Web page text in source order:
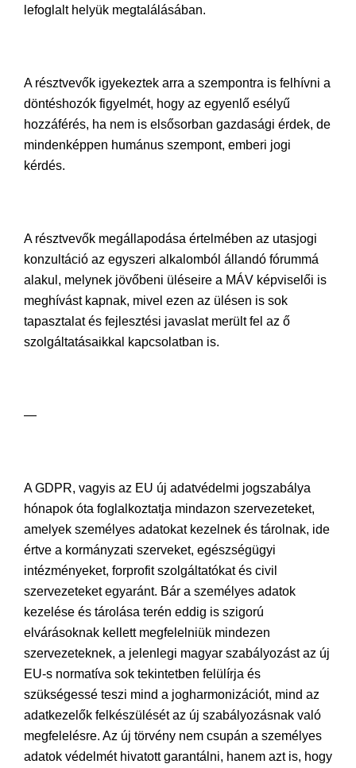
lefoglalt helyük megtalálásában.
A résztvevők igyekeztek arra a szempontra is felhívni a
döntéshozók figyelmét, hogy az egyenlő esélyű
hozzáférés, ha nem is elsősorban gazdasági érdek, de
mindenképpen humánus szempont, emberi jogi
kérdés.
A résztvevők megállapodása értelmében az utasjogi
konzultáció az egyszeri alkalomból állandó fórummá
alakul, melynek jövőbeni üléseire a MÁV képviselői is
meghívást kapnak, mivel ezen az ülésen is sok
tapasztalat és fejlesztési javaslat merült fel az ő
szolgáltatásaikkal kapcsolatban is.
—
A GDPR, vagyis az EU új adatvédelmi jogszabálya
hónapok óta foglalkoztatja mindazon szervezeteket,
amelyek személyes adatokat kezelnek és tárolnak, ide
értve a kormányzati szerveket, egészségügyi
intézményeket, forprofit szolgáltatókat és civil
szervezeteket egyaránt. Bár a személyes adatok
kezelése és tárolása terén eddig is szigorú
elvárásoknak kellett megfelelniük mindezen
szervezeteknek, a jelenlegi magyar szabályozást az új
EU-s normatíva sok tekintetben felülírja és
szükségessé teszi mind a jogharmonizációt, mind az
adatkezelők felkészülését az új szabályozásnak való
megfelelésre. Az új törvény nem csupán a személyes
adatok védelmét hivatott garantálni, hanem azt is, hogy